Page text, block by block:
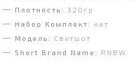
Плотность:
320гр
Набор Комплект:
нет
Модель:
Свитшот
Short Brand Name:
RNBW